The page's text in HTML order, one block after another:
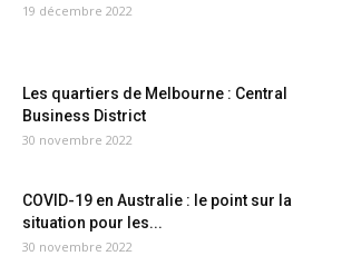
19 décembre 2022
Les quartiers de Melbourne : Central
Business District
30 novembre 2022
COVID-19 en Australie : le point sur la
situation pour les...
30 novembre 2022